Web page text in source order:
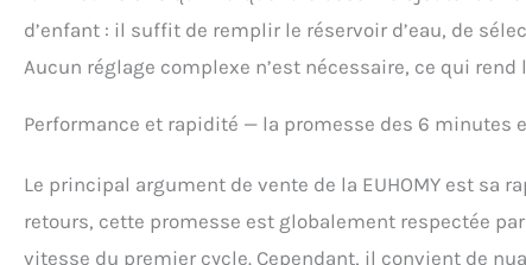
d’enfant : il suffit de remplir le réservoir d’eau, de
Aucun réglage complexe n’est nécessaire, ce qui
Performance et rapidité — la promesse des 6 minutes
Le principal argument de vente de la EUHOMY est sa
retours, cette promesse est globalement respectée
vitesse du premier cycle. Cependant, il convient de